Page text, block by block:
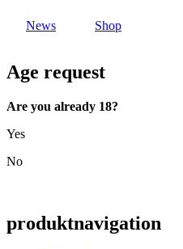
News Shop
Age request
Are you already 18?
Yes
No
produktnavigation